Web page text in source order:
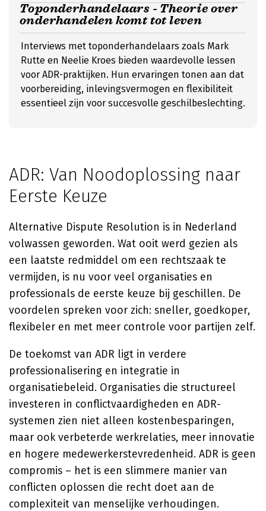
Toponderhandelaars - Theorie over
onderhandelen komt tot leven
Interviews met toponderhandelaars zoals Mark
Rutte en Neelie Kroes bieden waardevolle lessen
voor ADR-praktijken. Hun ervaringen tonen aan dat
voorbereiding, inlevingsvermogen en flexibiliteit
essentieel zijn voor succesvolle geschilbeslechting.
ADR: Van Noodoplossing naar
Eerste Keuze
Alternative Dispute Resolution is in Nederland
volwassen geworden. Wat ooit werd gezien als
een laatste redmiddel om een rechtszaak te
vermijden, is nu voor veel organisaties en
professionals de eerste keuze bij geschillen. De
voordelen spreken voor zich: sneller, goedkoper,
flexibeler en met meer controle voor partijen zelf.
De toekomst van ADR ligt in verdere
professionalisering en integratie in
organisatiebeleid. Organisaties die structureel
investeren in conflictvaardigheden en ADR-
systemen zien niet alleen kostenbesparingen,
maar ook verbeterde werkrelaties, meer innovatie
en hogere medewerkerstevredenheid. ADR is geen
compromis – het is een slimmere manier van
conflicten oplossen die recht doet aan de
complexiteit van menselijke verhoudingen.